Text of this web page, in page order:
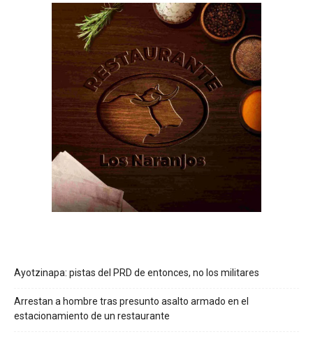
Ayotzinapa: pistas del PRD de entonces, no los militares
Arrestan a hombre tras presunto asalto armado en el
estacionamiento de un restaurante